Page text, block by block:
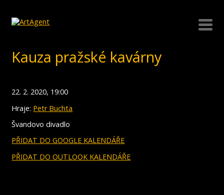
Kauza pražské kavárny
22. 2. 2020, 19:00
Hraje: Petr Buchta
Švandovo divadlo
PŘIDAT DO GOOGLE KALENDÁŘE
PŘIDAT DO OUTLOOK KALENDÁŘE